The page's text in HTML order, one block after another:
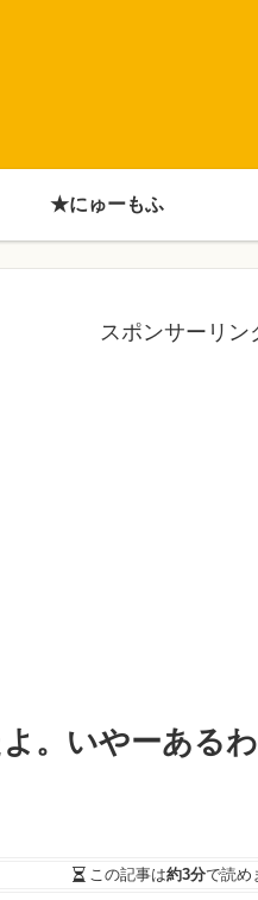
★にゅーもふ
スポンサーリン
。いやーある
この記事は約3分で読め